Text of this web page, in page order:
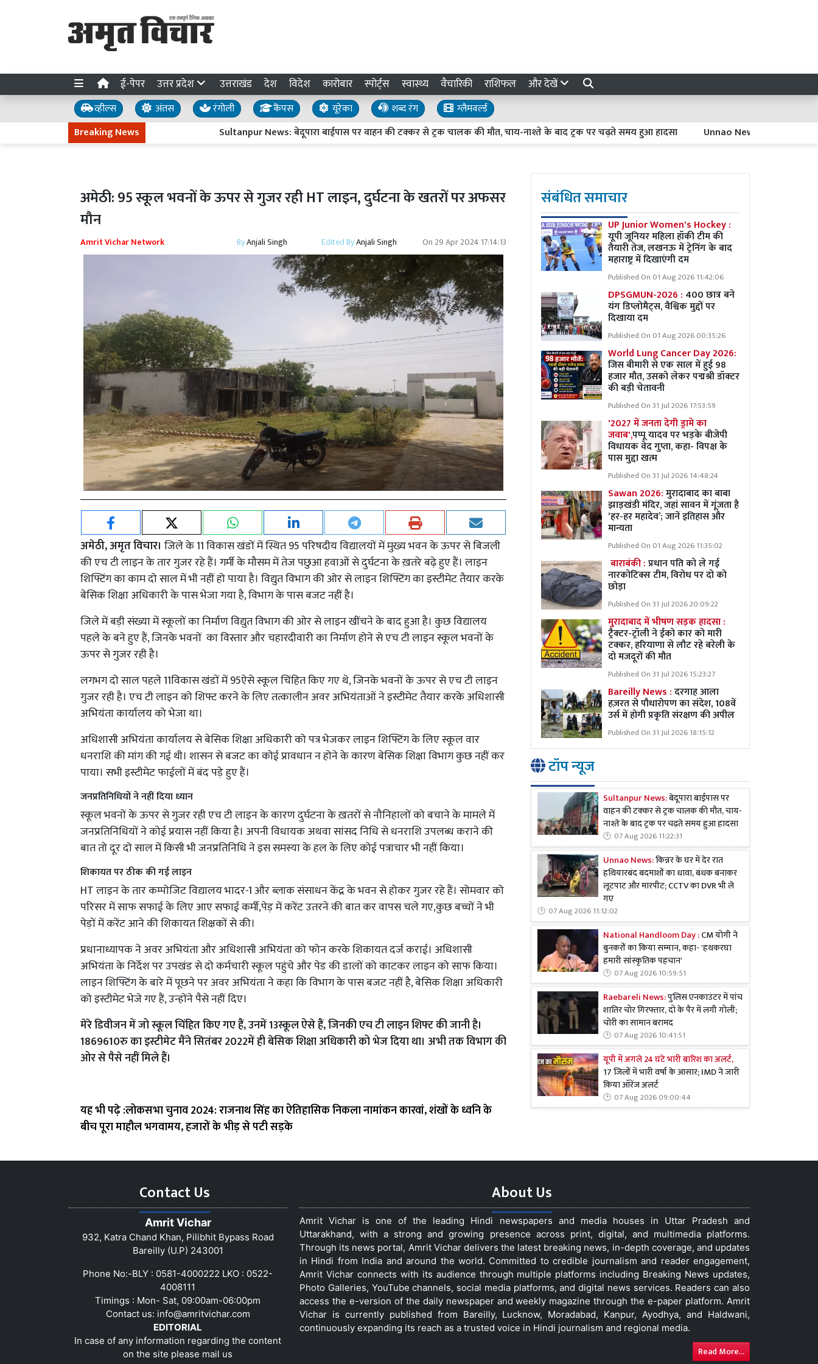
ई-पेपर उत्तर प्रदेश उत्तराखंड देश विदेश कारोबार स्पोर्ट्स स्वास्थ्य वैचारिकी राशिफल और देखें
व्हील्स अंतस रंगोली कैंपस यूरेका शब्द रंग
ग्लैमवर्ल्ड
Breaking News
Sultanpur News: बेदूपारा बाईपास पर वाहन की टक्कर से ट्रक चालक की मौत, चाय-नाश्ते के बाद ट्रक पर चढ़ते समय हुआ हादसा Unnao News: किन्नर के घर में देर
अमेठी: 95 स्कूल भवनों के ऊपर से गुजर रही HT लाइन, दुर्घटना के खतरों पर अफसर
मौन
Amrit Vichar Network ByAnjali Singh Edited ByAnjali Singh On 29 Apr 2024 17:14:13
अमेठी, अमृत विचार। जिले के 11 विकास खंडों में स्थित 95 परिषदीय विद्यालयों में मुख्य भवन के ऊपर से बिजली
की एच टी लाइन के तार गुजर रहे हैं। गर्मी के मौसम में तेज पछुआ हवाओं से दुर्घटना के ख़तरे बढ़े हुए हैं। लाइन
शिफ्टिंग का काम दो साल में भी नहीं हो पाया है। विद्युत विभाग की ओर से लाइन शिफ्टिंग का इस्टीमेट तैयार करके
बेसिक शिक्षा अधिकारी के पास भेजा गया है, विभाग के पास बजट नहीं है।
जिले में बड़ी संख्या में स्कूलों का निर्माण विद्युत विभाग की ओर से लाइन खींचने के बाद हुआ है। कुछ विद्यालय
पहले के बने हुए हैं, जिनके भवनों का विस्तार और चहारदीवारी का निर्माण होने से एच टी लाइन स्कूल भवनों के
ऊपर से गुजर रही है।
लगभग दो साल पहले 11विकास खंडों में 95ऐसे स्कूल चिंहित किए गए थे, जिनके भवनों के ऊपर से एच टी लाइन
गुजर रही है। एच टी लाइन को शिफ्ट करने के लिए तत्कालीन अवर अभियंताओं ने इस्टीमेट तैयार करके अधिशासी
अभियंता कार्यालय को भेजा था।
अधिशासी अभियंता कार्यालय से बेसिक शिक्षा अधिकारी को पत्र भेजकर लाइन शिफ्टिंग के लिए स्कूल वार
धनराशि की मांग की गई थी। शासन से बजट का कोई प्रावधान न होने के कारण बेसिक शिक्षा विभाग कुछ नहीं कर
पाया। सभी इस्टीमेट फाईलों में बंद पड़े हुए हैं।
जनप्रतिनिधियों ने नहीं दिया ध्यान
स्कूल भवनों के ऊपर से गुजर रही एच टी लाइन के कारण दुर्घटना के ख़तरों से नौनिहालों को बचाने के मामले में
जनप्रतिनिधियों ने कोई प्रयास नहीं किया है। अपनी विधायक अथवा सांसद निधि से धनराशि उपलब्ध कराने की
बात तो दूर दो साल में किसी भी जनप्रतिनिधि ने इस समस्या के हल के लिए कोई पत्राचार भी नहीं किया।
शिकायत पर ठीक की गई लाइन
HT लाइन के तार कम्पोजिट विद्यालय भादर-1 और ब्लाक संसाधन केंद्र के भवन से होकर गुजर रहे हैं। सोमवार को
परिसर में साफ सफाई के लिए आए सफाई कर्मी,पेड़ में करेंट उतरने की बात कर वापस चले गए,कुछ बच्चों ने भी
पेड़ों में करेंट आने की शिकायत शिक्षकों से की।
प्रधानाध्यापक ने अवर अभियंता और अधिशासी अभियंता को फोन करके शिकायत दर्ज कराई। अधिशासी
अभियंता के निर्देश पर उपखंड से दो कर्मचारी स्कूल पहुंचे और पेड की डालों को काटकर लाइन को साफ किया।
लाइन शिफ्टिंग के बारे में पूछने पर अवर अभियंता ने कहा कि विभाग के पास बजट नहीं है, बेसिक शिक्षा अधिकारी
को इस्टीमेट भेजे गए हैं, उन्होंने पैसे नहीं दिए।
मेरे डिवीजन में जो स्कूल चिंहित किए गए हैं, उनमें 13स्कूल ऐसे हैं, जिनकी एच टी लाइन शिफ्ट की जानी है।
1869610रु का इस्टीमेट मैंने सितंबर 2022में ही बेसिक शिक्षा अधिकारी को भेज दिया था। अभी तक विभाग की
ओर से पैसे नहीं मिले हैं।
यह भी पढ़े :लोकसभा चुनाव 2024: राजनाथ सिंह का ऐतिहासिक निकला नामांकन कारवां, शंखों के ध्वनि के
बीच पूरा माहौल भगवामय, हजारों के भीड़ से पटी सड़के
संबंधित समाचार
UP Junior Women's Hockey :
यूपी जूनियर महिला हॉकी टीम की
तैयारी तेज, लखनऊ में ट्रेनिंग के बाद
महाराष्ट्र में दिखाएंगी दम
Published On 01 Aug 2026 11:42:06
DPSGMUN-2026 : 400 छात्र बने
यंग डिप्लोमैट्स, वैश्विक मुद्दों पर
दिखाया दम
Published On 01 Aug 2026 00:35:26
World Lung Cancer Day 2026:
जिस बीमारी से एक साल में हुई 98
हजार मौत, उसको लेकर पद्मश्री डॉक्टर
की बड़ी चेतावनी
Published On 31 Jul 2026 17:53:59
'2027 में जनता देगी ड्रामे का
जवाब',पप्पू यादव पर भड़के बीजेपी
विधायक वेद गुप्ता, कहा- विपक्ष के
पास मुद्दा खत्म
Published On 31 Jul 2026 14:48:24
Sawan 2026:मुरादाबाद का बाबा
झाड़खंडी मंदिर, जहां सावन में गूंजता है
‘हर-हर महादेव’; जानें इतिहास और
मान्यता
Published On 01 Aug 2026 11:35:02
बाराबंकी :प्रधान पति को ले गई
नारकोटिक्स टीम, विरोध पर दो को
छोड़ा
Published On 31 Jul 2026 20:09:22
मुरादाबाद में भीषण सड़क हादसा :
ट्रैक्टर-ट्रॉली ने ईको कार को मारी
टक्कर, हरियाणा से लौट रहे बरेली के
दो मजदूरों की मौत
Published On 31 Jul 2026 15:23:27
Bareilly News :दरगाह आला
हज़रत से पौधारोपण का संदेश, 108वें
उर्स में होगी प्रकृति संरक्षण की अपील
Published On 31 Jul 2026 18:15:12
टॉप न्यूज
Sultanpur News:बेदूपारा बाईपास पर
वाहन की टक्कर से ट्रक चालक की मौत, चाय-
नाश्ते के बाद ट्रक पर चढ़ते समय हुआ हादसा
07 Aug 2026 11:22:31
Unnao News:किन्नर के घर में देर रात
हथियारबंद बदमाशों का धावा, बंधक बनाकर
लूटपाट और मारपीट; CCTV का DVR भी ले
गए
07 Aug 2026 11:12:02
National Handloom Day :CM योगी ने
बुनकरों का किया सम्मान, कहा- 'हथकरघा
हमारी सांस्कृतिक पहचान'
07 Aug 2026 10:59:51
Raebareli News:पुलिस एनकाउंटर में पांच
शातिर चोर गिरफ्तार, दो के पैर में लगी गोली;
चोरी का सामान बरामद
07 Aug 2026 10:41:51
यूपी में अगले 24 घंटे भारी बारिश का अलर्ट,
17 जिलों में भारी वर्षा के आसार; IMD ने जारी
किया ऑरेंज अलर्ट
07 Aug 2026 09:00:44
Contact Us
Amrit Vichar
932, Katra Chand Khan, Pilibhit Bypass Road
Bareilly (U.P) 243001
Phone No:-BLY : 0581-4000222 LKO : 0522-
4008111
Timings : Mon- Sat, 09:00am-06:00pm
Contact us: info@amritvichar.com
EDITORIAL
In case of any information regarding the content
on the site please mail us
About Us
Amrit Vichar is one of the leading Hindi newspapers and media houses in Uttar Pradesh and
Uttarakhand, with a strong and growing presence across print, digital, and multimedia platforms.
Through its news portal, Amrit Vichar delivers the latest breaking news, in-depth coverage, and updates
in Hindi from India and around the world. Committed to credible journalism and reader engagement,
Amrit Vichar connects with its audience through multiple platforms including Breaking News updates,
Photo Galleries, YouTube channels, social media platforms, and digital news services. Readers can also
access the e-version of the daily newspaper and weekly magazine through the e-paper platform. Amrit
Vichar is currently published from Bareilly, Lucknow, Moradabad, Kanpur, Ayodhya, and Haldwani,
continuously expanding its reach as a trusted voice in Hindi journalism and regional media.
Read More...